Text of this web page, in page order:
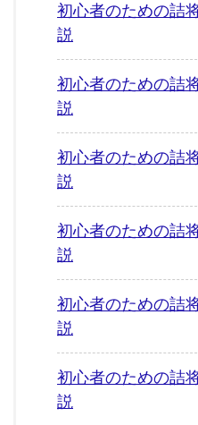
初心者のための
説
初心者のための
説
初心者のための
説
初心者のための
説
初心者のための
説
初心者のための
説